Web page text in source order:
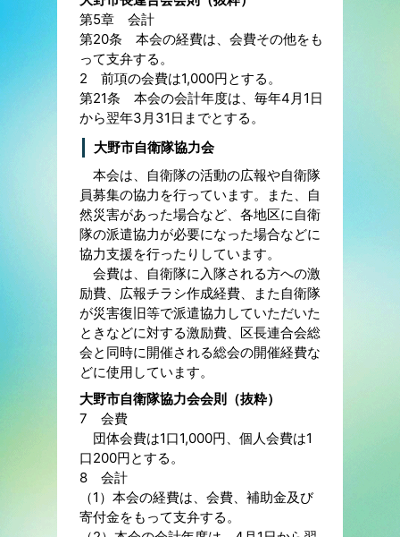
第5章 会計
第20条 本会の経費は、会費その他をも
って支弁する。
2 前項の会費は1,000円とする。
第21条 本会の会計年度は、毎年4月1日
から翌年3月31日までとする。
大野市自衛隊協力会
本会は、自衛隊の活動の広報や自衛隊
員募集の協力を行っています。また、自
然災害があった場合など、各地区に自衛
隊の派遣協力が必要になった場合などに
協力支援を行ったりしています。
会費は、自衛隊に入隊される方への激
励費、広報チラシ作成経費、また自衛隊
が災害復旧等で派遣協力していただいた
ときなどに対する激励費、区長連合会総
会と同時に開催される総会の開催経費な
どに使用しています。
大野市自衛隊協力会会則（抜粋）
7 会費
団体会費は1口1,000円、個人会費は1
口200円とする。
8 会計
（1）本会の経費は、会費、補助金及び
寄付金をもって支弁する。